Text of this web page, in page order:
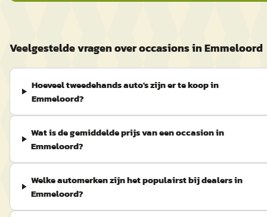
Veelgestelde vragen over occasions in Emmeloord
Hoeveel tweedehands auto's zijn er te koop in
Emmeloord?
Wat is de gemiddelde prijs van een occasion in
Emmeloord?
Welke automerken zijn het populairst bij dealers in
Emmeloord?